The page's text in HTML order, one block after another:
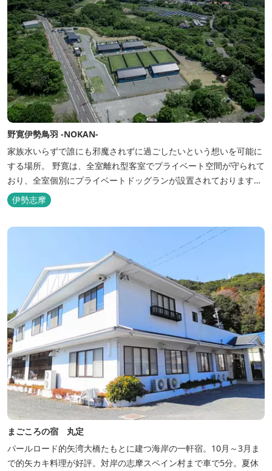
野寛伊勢鳥羽 -NOKAN-
家族水いらずで誰にも邪魔されずに過ごしたいという想いを可能に
する場所。 野寛は、全室離れ型客室でプライベート空間が守られて
おり、全室個別にプライベートドッグランが設置されております。
室内面積66㎡～115㎡、プライベートドッグラン面積140㎡～330㎡
を設置した広い作りで、 和モダンをコンセプトとした洗練されたデ
ザインのお部屋となります。 お部屋から望むプライベートドッグ
伊勢志摩
まごころの宿 丸定
パールロード的矢湾大橋たもとに建つ海岸の一軒宿。10月～3月ま
で的矢カキ料理が好評。対岸の志摩スペイン村まで車で5分。夏休